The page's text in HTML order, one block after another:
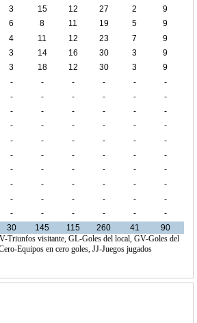
3 15 12 27 2
9
6 8 11 19 5
9
4 11 12 23 7
9
3 14 16 30 3
9
3 18 12 30 3
9
- - - - -
-
- - - - -
-
- - - - -
-
- - - - -
-
- - - - -
-
- - - - -
-
- - - - -
-
- - - - -
-
- - - - -
-
- - - - -
-
30 145 115 260 41
90
Triunfos visitante, GL-Goles del local, GV-Goles del
Equipos en cero goles, JJ-Juegos jugados